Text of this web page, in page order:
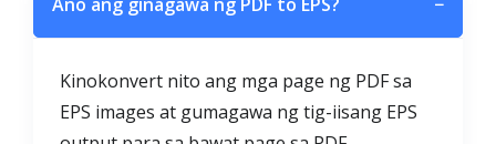
Kinokonvert nito ang mga page ng PDF sa
EPS images at gumagawa ng tig-iisang EPS